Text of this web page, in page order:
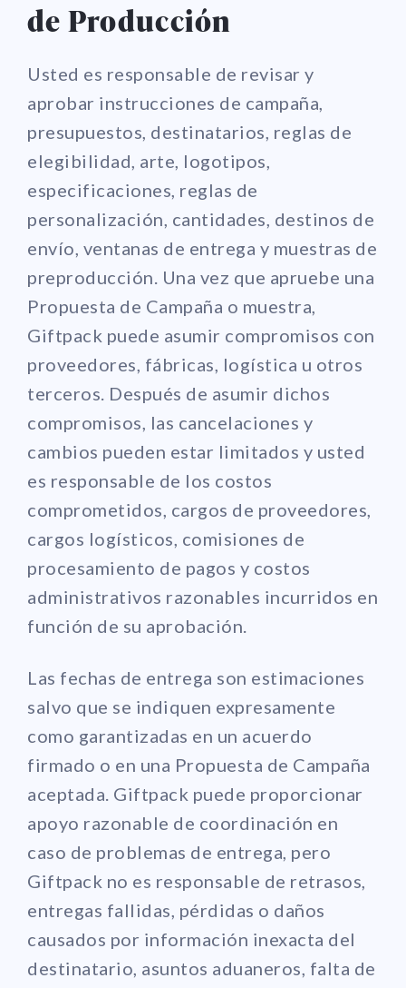
de Producción
Usted es responsable de revisar y
aprobar instrucciones de campaña,
presupuestos, destinatarios, reglas de
elegibilidad, arte, logotipos,
especificaciones, reglas de
personalización, cantidades, destinos de
envío, ventanas de entrega y muestras de
preproducción. Una vez que apruebe una
Propuesta de Campaña o muestra,
Giftpack puede asumir compromisos con
proveedores, fábricas, logística u otros
terceros. Después de asumir dichos
compromisos, las cancelaciones y
cambios pueden estar limitados y usted
es responsable de los costos
comprometidos, cargos de proveedores,
cargos logísticos, comisiones de
procesamiento de pagos y costos
administrativos razonables incurridos en
función de su aprobación.
Las fechas de entrega son estimaciones
salvo que se indiquen expresamente
como garantizadas en un acuerdo
firmado o en una Propuesta de Campaña
aceptada. Giftpack puede proporcionar
apoyo razonable de coordinación en
caso de problemas de entrega, pero
Giftpack no es responsable de retrasos,
entregas fallidas, pérdidas o daños
causados por información inexacta del
destinatario, asuntos aduaneros, falta de